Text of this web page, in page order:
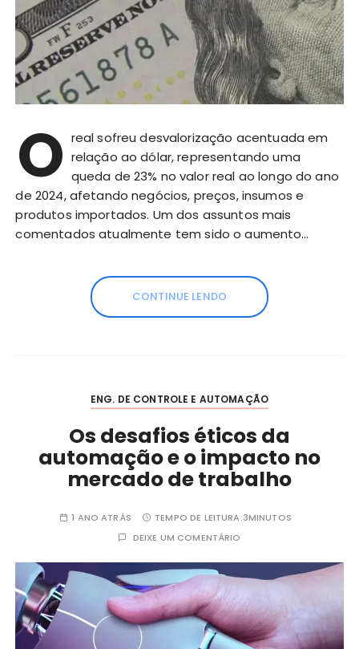
O real sofreu desvalorização acentuada em
relação ao dólar, representando uma
queda de 23% no valor real ao longo do ano
de 2024, afetando negócios, preços, insumos e
produtos importados. Um dos assuntos mais
comentados atualmente tem sido o aumento…
CONTINUE LENDO
ENG. DE CONTROLE E AUTOMAÇÃO
Os desafios éticos da
automação e o impacto no
mercado de trabalho
1 ANO ATRÁS TEMPO DE LEITURA:3MINUTOS
DEIXE UM COMENTÁRIO